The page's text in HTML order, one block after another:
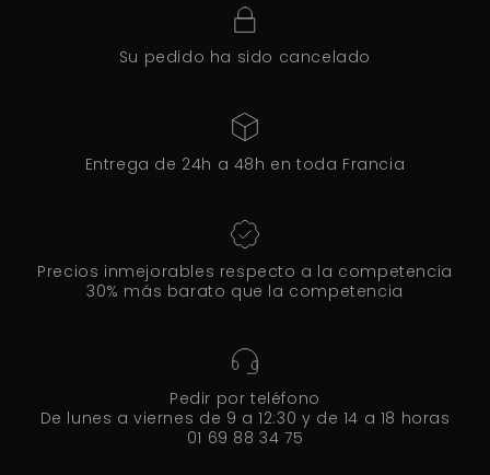
Su pedido ha sido cancelado
Entrega de 24h a 48h en toda Francia
Precios inmejorables respecto a la competencia
30% más barato que la competencia
Pedir por teléfono
De lunes a viernes de 9 a 12:30 y de 14 a 18 horas
01 69 88 34 75